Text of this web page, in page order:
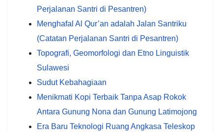
Perjalanan Santri di Pesantren)
Menghafal Al Qur’an adalah Jalan Santriku
(Catatan Perjalanan Santri di Pesantren)
Topografi, Geomorfologi dan Etno Linguistik
Sulawesi
Sudut Kebahagiaan
Menikmati Kopi Terbaik Tanpa Asap Rokok
Antara Gunung Nona dan Gunung Latimojong
Era Baru Teknologi Ruang Angkasa Teleskop